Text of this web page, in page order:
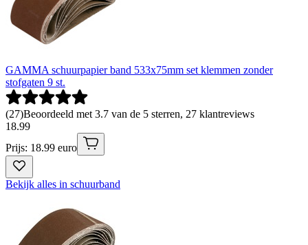
GAMMA schuurpapier band 533x75mm set klemmen zonder
stofgaten 9 st.
(27)Beoordeeld met 3.7 van de 5 sterren, 27 klantreviews
18.99
Prijs: 18.99 euro
Bekijk alles in schuurband